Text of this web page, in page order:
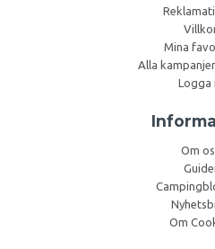
Mina
Alla
Logga
Om
Om